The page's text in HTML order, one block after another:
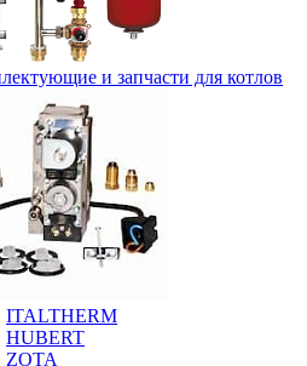
и запчасти для котлов
ITALTHERM
HUBERT
ZOTA